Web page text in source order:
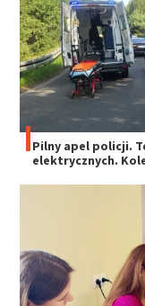
Pilny apel policji.
elektrycznych.